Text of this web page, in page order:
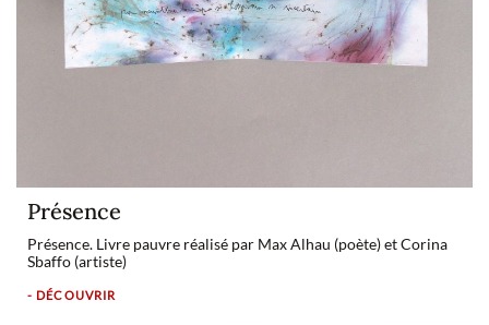
Présence
Présence. Livre pauvre réalisé par Max Alhau (poète) et Corina
Sbaffo (artiste)
- DÉCOUVRIR